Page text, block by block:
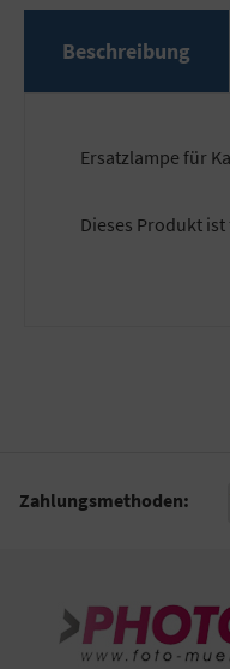
Beschreibung
Ersatzlampe für
Dieses Produkt
Zahlungsmethoden: